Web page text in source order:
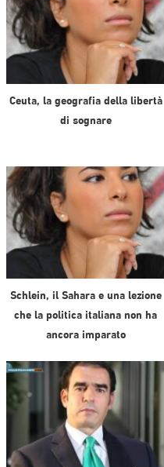
Ceuta, la geografia della libertà
di sognare
Schlein, il Sahara e una lezione
che la politica italiana non ha
ancora imparato